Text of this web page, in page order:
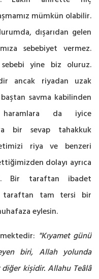
mümkün olabilir.
dışarıdan gelen
sebebiyet vermez.
sebebi yine biz oluruz.
ancak riyadan uzak
baştan savma kabilinden
da iyice
bir sevap tahakkuk
riya ve benzeri
dolayı ayrıca
Bir taraftan ibadet
taraftan tam tersi bir
eylesin.
"Kıyamet günü
biri, Allah yolunda
kişidir. Allahu Teâlâ